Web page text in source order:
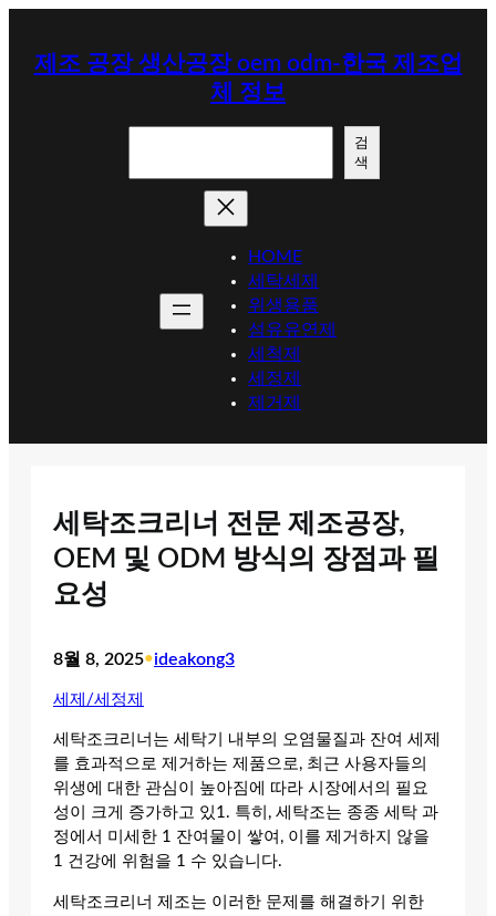
제조 공장 생산공장 oem odm-한국 제조업
체 정보
검
색
HOME
세탁세제
위생용품
섬유유연제
세척제
세정제
제거제
세탁조크리너 전문 제조공장,
OEM 및 ODM 방식의 장점과 필
요성
8월 8, 2025•ideakong3
세제/세정제
세탁조크리너는 세탁기 내부의 오염물질과 잔여 세제
를 효과적으로 제거하는 제품으로, 최근 사용자들의
위생에 대한 관심이 높아짐에 따라 시장에서의 필요
성이 크게 증가하고 있1. 특히, 세탁조는 종종 세탁 과
정에서 미세한 1 잔여물이 쌓여, 이를 제거하지 않을
1 건강에 위험을 1 수 있습니다.
세탁조크리너 제조는 이러한 문제를 해결하기 위한